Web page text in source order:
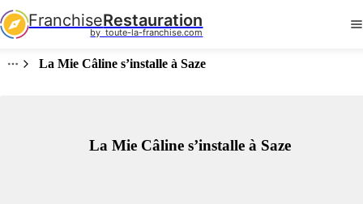
FranchiseRestauration
by  toute-la-franchise.com
La Mie Câline s’installe à Saze
La Mie Câline s’installe à Saze